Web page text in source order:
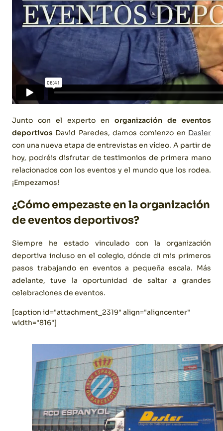
Junto con el experto en organización de eventos
deportivos David Paredes, damos comienzo en Dasler
con una nueva etapa de entrevistas en vídeo. A partir de
hoy, podréis disfrutar de testimonios de primera mano
relacionados con los eventos y el mundo que los rodea.
¡Empezamos!
¿Cómo empezaste en la organización
de eventos deportivos?
Siempre he estado vinculado con la organización
deportiva incluso en el colegio, dónde di mis primeros
pasos trabajando en eventos a pequeña escala. Más
adelante, tuve la oportunidad de saltar a grandes
celebraciones de eventos.
[caption id="attachment_2319" align="aligncenter"
width="816"]